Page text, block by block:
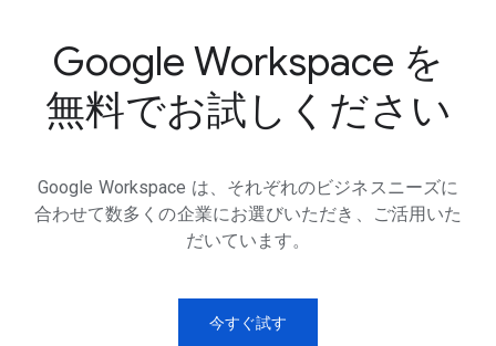
Google Workspace を
無料でお試しください
Google Workspace は、それぞれのビジネスニーズに
合わせて数多くの企業にお選びいただき、ご活用いた
だいています。
今すぐ試す